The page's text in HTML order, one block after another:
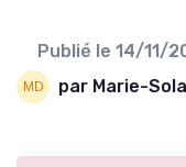
Publié le 14/11/
par Marie-